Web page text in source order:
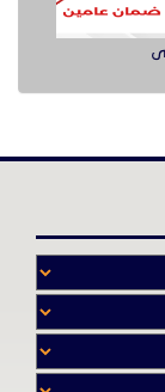
البائع
كانـوا